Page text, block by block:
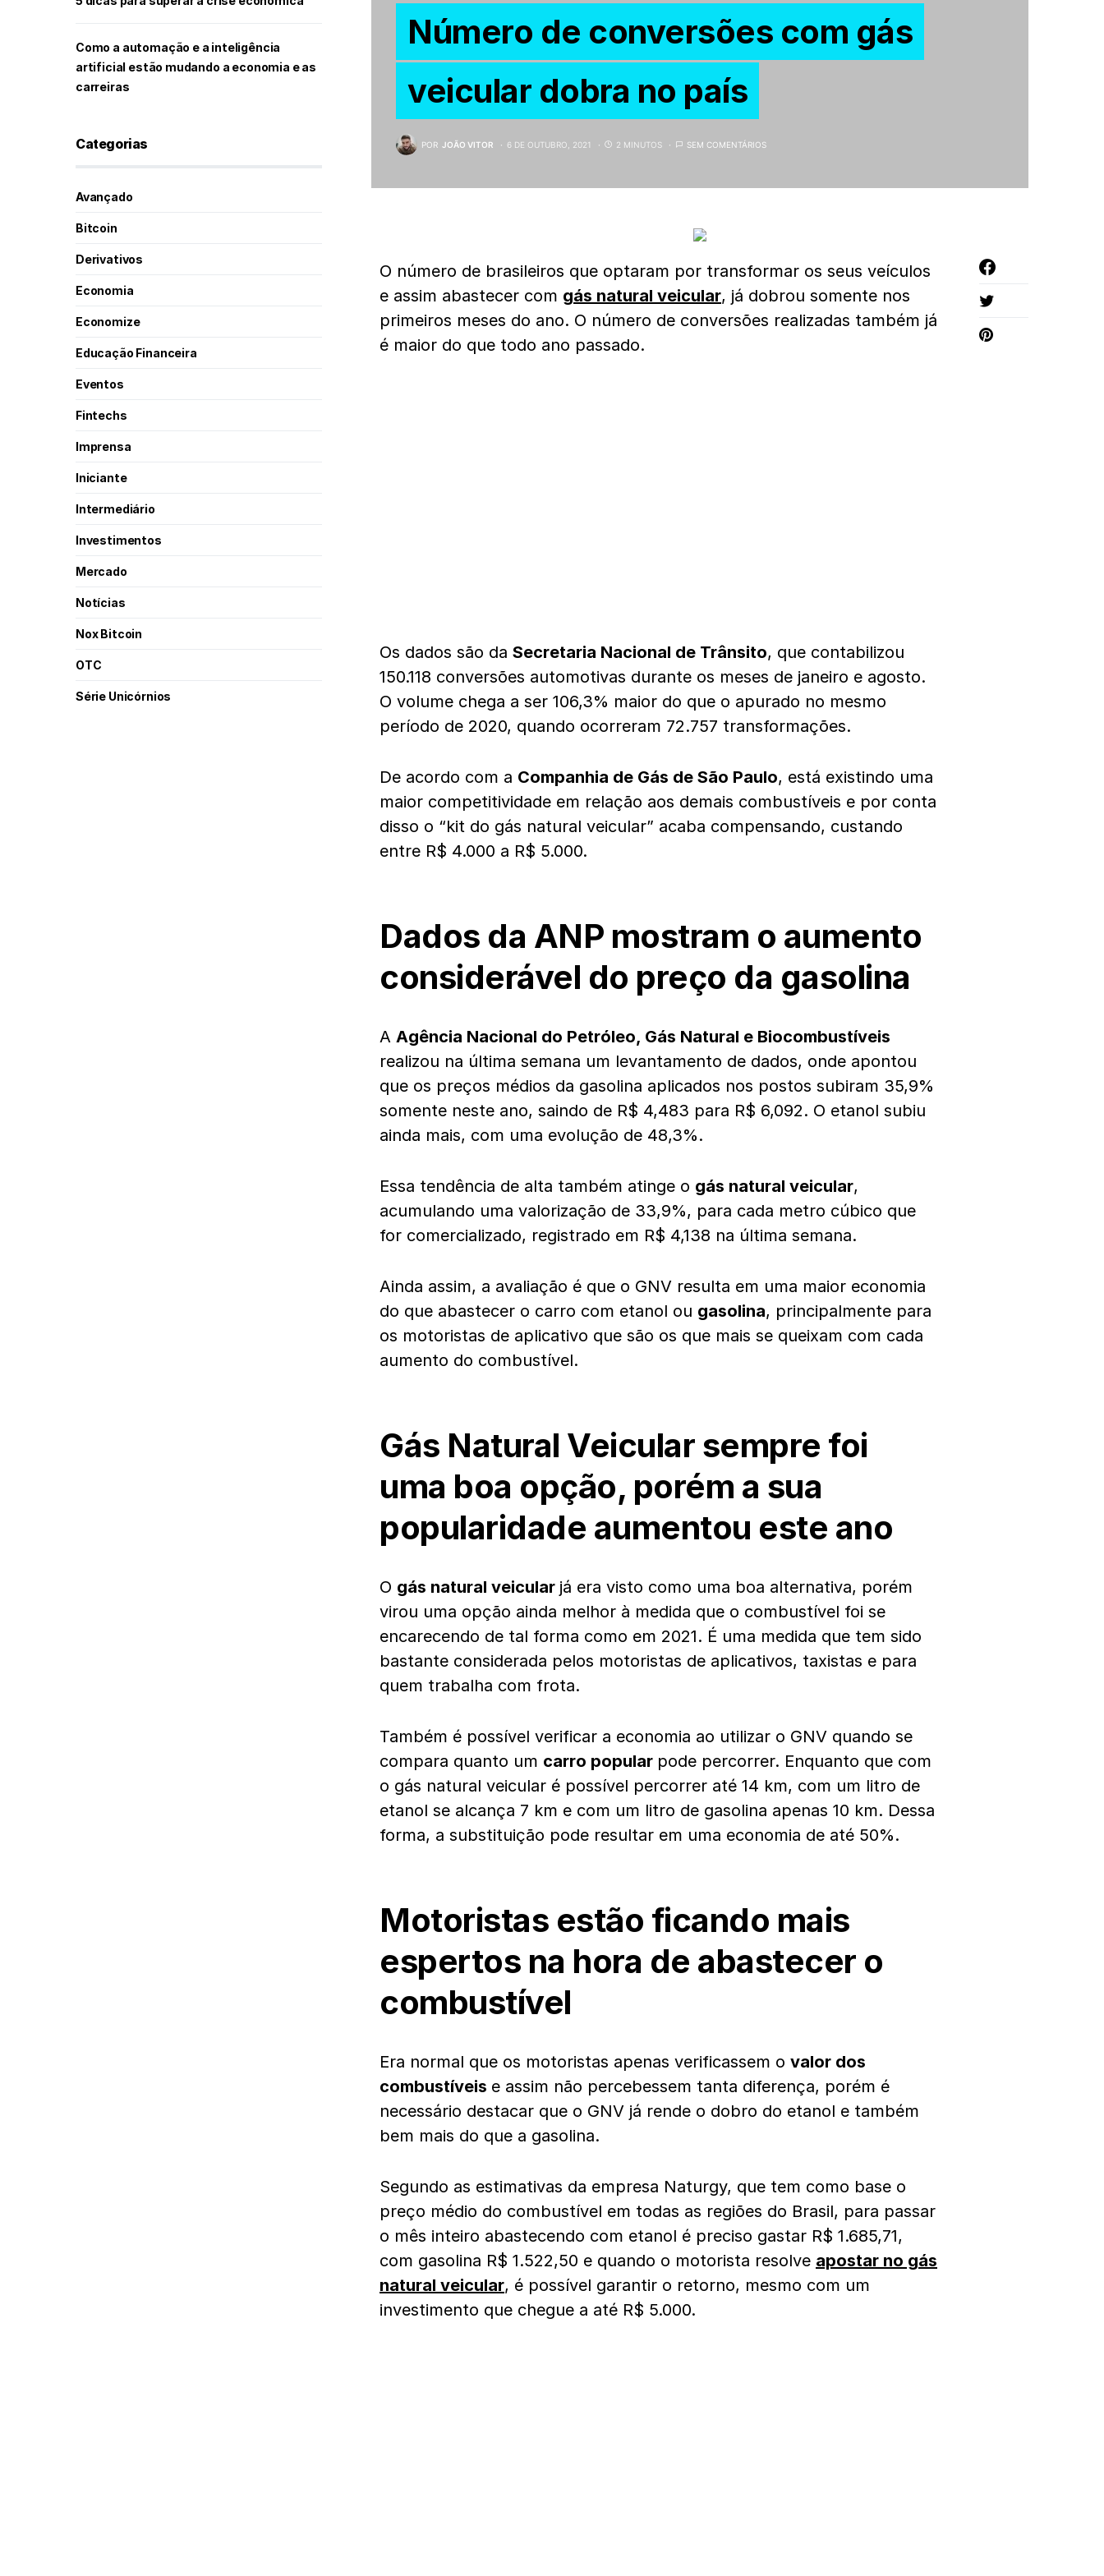
Número de conversões com gás
veicular dobra no país
POR JOÃO VITOR 6 DE OUTUBRO, 2021 2 MINUTOS SEM COMENTÁRIOS
O número de brasileiros que optaram por transformar os seus veículos
e assim abastecer com gás natural veicular, já dobrou somente nos
primeiros meses do ano. O número de conversões realizadas também já
é maior do que todo ano passado.
Os dados são da Secretaria Nacional de Trânsito, que contabilizou
150.118 conversões automotivas durante os meses de janeiro e agosto.
O volume chega a ser 106,3% maior do que o apurado no mesmo
período de 2020, quando ocorreram 72.757 transformações.
De acordo com a Companhia de Gás de São Paulo, está existindo uma
maior competitividade em relação aos demais combustíveis e por conta
disso o “kit do gás natural veicular” acaba compensando, custando
entre R$ 4.000 a R$ 5.000.
Dados da ANP mostram o aumento
considerável do preço da gasolina
A Agência Nacional do Petróleo, Gás Natural e Biocombustíveis
realizou na última semana um levantamento de dados, onde apontou
que os preços médios da gasolina aplicados nos postos subiram 35,9%
somente neste ano, saindo de R$ 4,483 para R$ 6,092. O etanol subiu
ainda mais, com uma evolução de 48,3%.
Essa tendência de alta também atinge o gás natural veicular,
acumulando uma valorização de 33,9%, para cada metro cúbico que
for comercializado, registrado em R$ 4,138 na última semana.
Ainda assim, a avaliação é que o GNV resulta em uma maior economia
do que abastecer o carro com etanol ou gasolina, principalmente para
os motoristas de aplicativo que são os que mais se queixam com cada
aumento do combustível.
Gás Natural Veicular sempre foi
uma boa opção, porém a sua
popularidade aumentou este ano
O gás natural veicular já era visto como uma boa alternativa, porém
virou uma opção ainda melhor à medida que o combustível foi se
encarecendo de tal forma como em 2021. É uma medida que tem sido
bastante considerada pelos motoristas de aplicativos, taxistas e para
quem trabalha com frota.
Também é possível verificar a economia ao utilizar o GNV quando se
compara quanto um carro popular pode percorrer. Enquanto que com
o gás natural veicular é possível percorrer até 14 km, com um litro de
etanol se alcança 7 km e com um litro de gasolina apenas 10 km. Dessa
forma, a substituição pode resultar em uma economia de até 50%.
Motoristas estão ficando mais
espertos na hora de abastecer o
combustível
Era normal que os motoristas apenas verificassem o valor dos
combustíveis e assim não percebessem tanta diferença, porém é
necessário destacar que o GNV já rende o dobro do etanol e também
bem mais do que a gasolina.
Segundo as estimativas da empresa Naturgy, que tem como base o
preço médio do combustível em todas as regiões do Brasil, para passar
o mês inteiro abastecendo com etanol é preciso gastar R$ 1.685,71,
com gasolina R$ 1.522,50 e quando o motorista resolve apostar no gás
natural veicular, é possível garantir o retorno, mesmo com um
investimento que chegue a até R$ 5.000.
Como a automação e a inteligência
artificial estão mudando a economia e as
carreiras
Categorias
Avançado
Bitcoin
Derivativos
Economia
Economize
Educação Financeira
Eventos
Fintechs
Imprensa
Iniciante
Intermediário
Investimentos
Mercado
Notícias
Nox Bitcoin
OTC
Série Unicórnios